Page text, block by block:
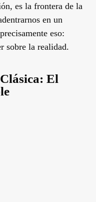
es la frontera de la
en un
eso:
sobre la realidad.
El